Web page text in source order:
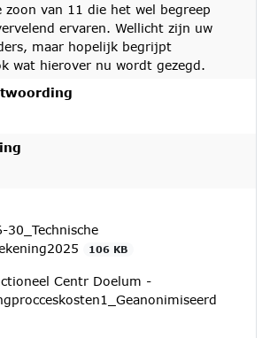
zoon van 11 die het wel begreep
ervaren. Wellicht zijn uw
maar hopelijk begrijpt
wat hierover nu wordt gezegd.
30_Technische
106 KB
Centr Doelum -